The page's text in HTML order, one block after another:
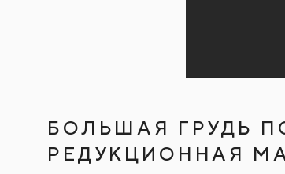
БОЛЬШАЯ ГРУДЬ
РЕДУКЦИОННАЯ